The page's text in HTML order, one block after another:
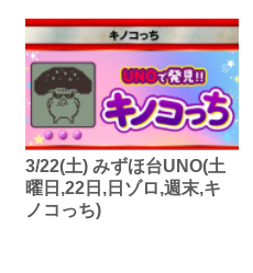
3/22(土) みずほ台UNO(土
曜日,22日,日ゾロ,週末,キ
ノコっち)